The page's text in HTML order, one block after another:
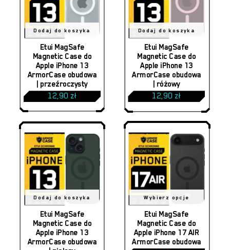
Brak produktów w koszyku.
Dodaj do koszyka
Etui MagSafe
Magnetic Case do
Apple iPhone 13
ArmorCase obudowa
| przeźroczysty
12,90 zł
Dodaj do koszyka
Etui MagSafe
Magnetic Case do
Apple iPhone 13
ArmorCase obudowa
| różowy
12,90 zł
Dodaj do koszyka
Etui MagSafe
Magnetic Case do
Apple iPhone 13
ArmorCase obudowa
Wybierz opcje
Ten
produkt
wiele
Etui MagSafe
Magnetic Case do
Apple iPhone 17 AIR
ArmorCase obudowa